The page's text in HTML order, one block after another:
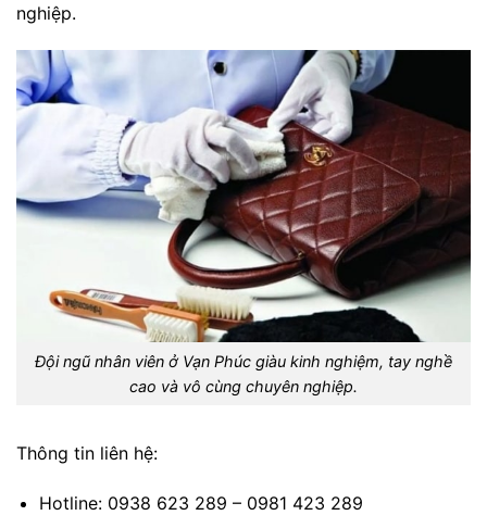
nghiệp.
Đội ngũ nhân viên ở Vạn Phúc giàu kinh nghiệm, tay nghề
cao và vô cùng chuyên nghiệp.
Thông tin liên hệ:
Hotline: 0938 623 289 – 0981 423 289